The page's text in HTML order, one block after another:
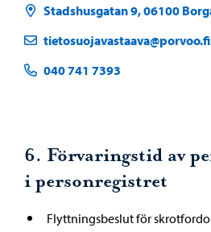
Stadshusgatan 9, 06100
tietosuojavastaava@porvoo.fi
040 741 7393
6. Förvaringstid av
i personregistret
Flyttningsbeslut för